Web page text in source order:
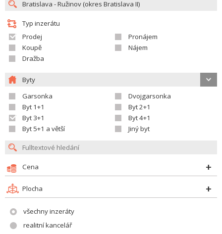
Typ inzerátu
Prodej
Pronájem
Koupě
Nájem
Dražba
Byty
Garsonka
Dvojgarsonka
Byt 1+1
Byt 2+1
Byt 3+1
Byt 4+1
Byt 5+1 a větší
Jiný byt
Cena
Plocha
všechny inzeráty
realitní kancelář